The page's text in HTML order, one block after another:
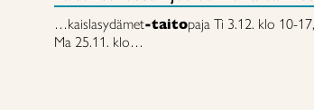
…kaislasydämet-taitopaja Ti 3.12. klo 10-
Ma 25.11. klo…